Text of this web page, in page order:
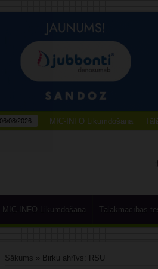
06/08/2026 MIC-INFO Likumdošana
MIC-INFO Likumdošana Tālākmācības
Sākums » Birku ahrīvs: RSU